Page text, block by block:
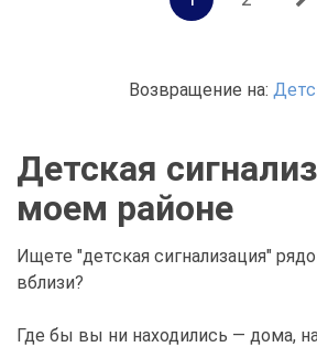
Возвращение на:
Детская
моем районе
Ищете "детская сигнализация"
вблизи?
Где бы вы ни находились — дома,